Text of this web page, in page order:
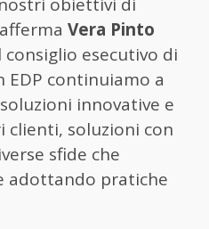
Vera Pinto
esecutivo di
EDP continuiamo a
innovative e
clienti, soluzioni con
sfide che
adottando pratiche